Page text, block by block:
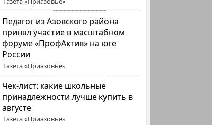
Педагог из Азовского района
принял участие в масштабном
форуме «ПрофАктив» на юге
России
Газета «Приазовье»
Чек-лист: какие школьные
принадлежности лучше купить в
августе
Газета «Приазовье»